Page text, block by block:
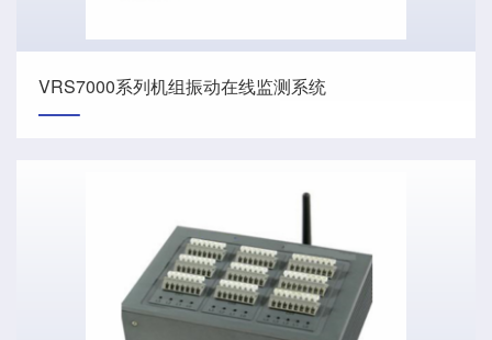
VRS7000系列机组振动在线监测系统